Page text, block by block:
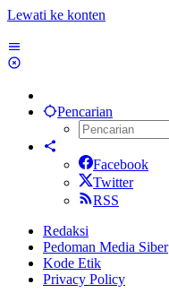
Lewati ke konten
Pencarian
Facebook
Twitter
RSS
Redaksi
Pedoman Media Siber
Kode Etik
Privacy Policy